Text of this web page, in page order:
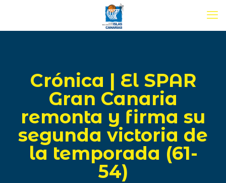
Crónica | El SPAR
Gran Canaria
remonta y firma su
segunda victoria de
la temporada (61-
54)